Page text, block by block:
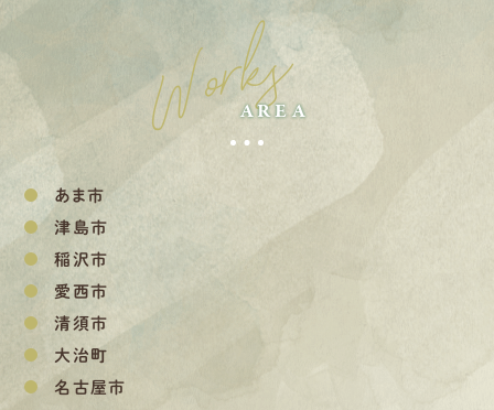
Works
AREA
あま市
津島市
稲沢市
愛西市
清須市
大治町
名古屋市